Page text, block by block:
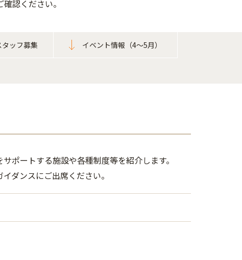
認ください。
ッフ募集 イベント情報（4～5月）
ポートする施設や各種制度等を紹介します。
ダンスにご出席ください。